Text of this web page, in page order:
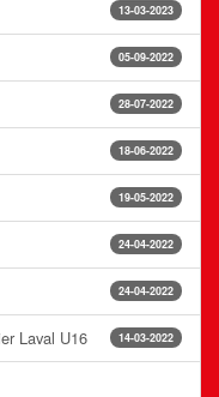
13-03-2023
05-09-2022
28-07-2022
18-06-2022
19-05-2022
24-04-2022
24-04-2022
14-03-2022
Laval U16